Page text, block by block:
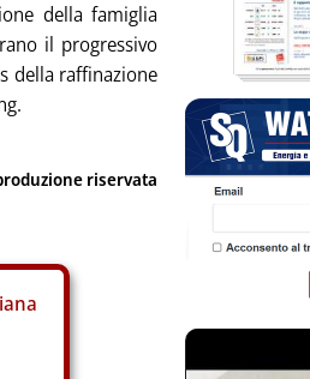
della famiglia
il progressivo
della raffinazione